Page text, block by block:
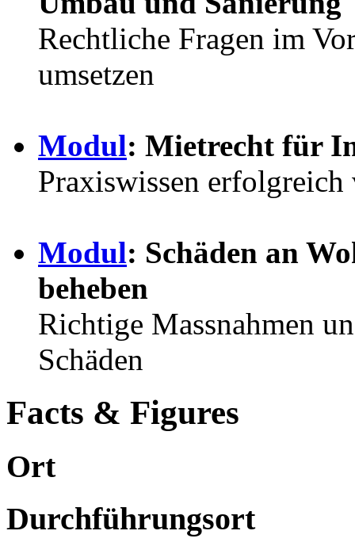
Rechtliche Fragen im
umsetzen
Modul: Mietrecht für
Praxiswissen
Modul: Schäden an
beheben
Richtige Massnahmen
Schäden
Facts & Figures
Ort
Durchführungsort